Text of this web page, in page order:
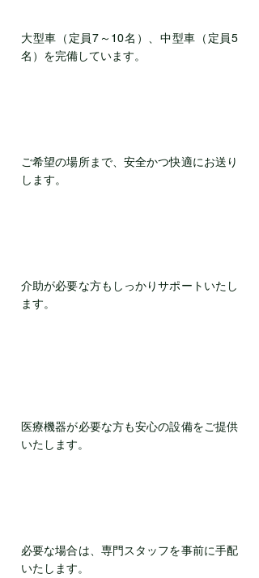
大型車（定員7～10名）、中型車（定員5
名）を完備しています。
ご希望の場所まで、安全かつ快適にお送り
します。
介助が必要な方もしっかりサポートいたし
ます。
医療機器が必要な方も安心の設備をご提供
いたします。
必要な場合は、専門スタッフを事前に手配
いたします。